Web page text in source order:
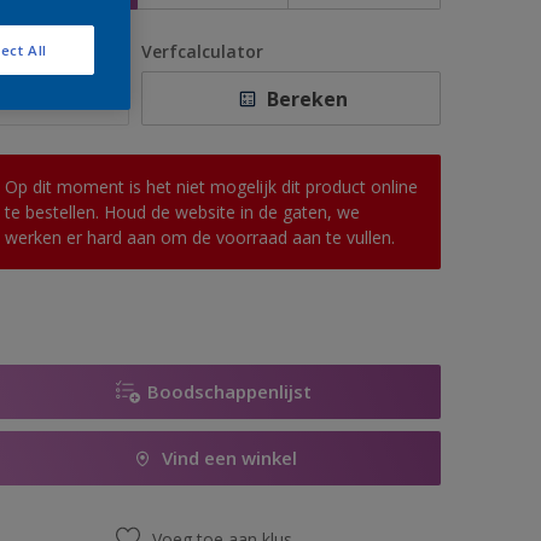
Verfcalculator
Bereken
Op dit moment is het niet mogelijk dit product online
te bestellen. Houd de website in de gaten, we
werken er hard aan om de voorraad aan te vullen.
Boodschappenlijst
Vind een winkel
All